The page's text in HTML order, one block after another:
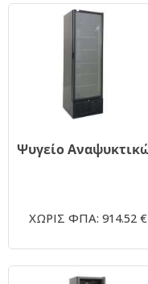
ΧΩΡΙΣ ΦΠΑ: 914.52 €